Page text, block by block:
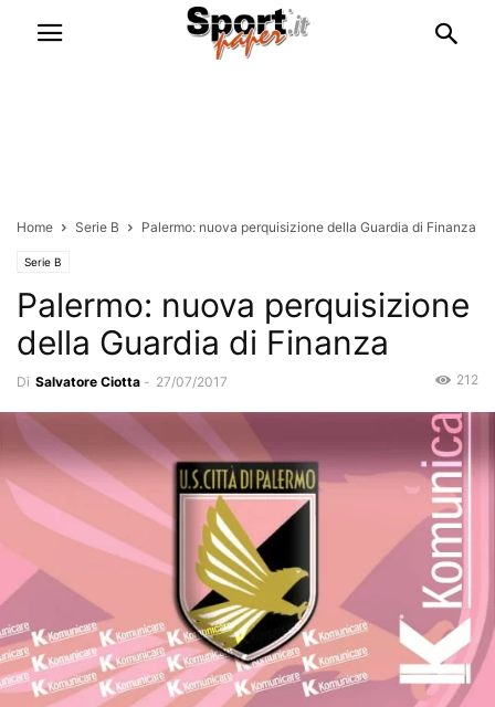
Home Serie B Palermo: nuova perquisizione della Guardia di Finanza
Serie B
Palermo: nuova perquisizione
della Guardia di Finanza
Di Salvatore Ciotta - 27/07/2017 212